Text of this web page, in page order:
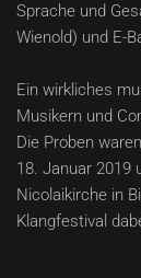
Sprache und
Wienold) und E-
Ein wirkliches
Musikern und
Die Proben
18. Januar 2019
Nicolaikirche in
Klangfestival